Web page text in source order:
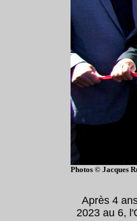
Photos © Jacques
Après 4
2023 au 6,